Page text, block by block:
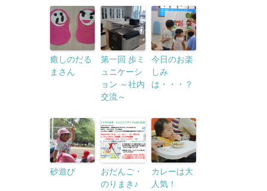
癒しのだる
まさん
第一回 歩ミ
ュニケーシ
ョン ～社内
交流～
今日のお楽
しみ
は・・・？
砂遊び
おだんご・
のりまき♪
カレーは大
人気！